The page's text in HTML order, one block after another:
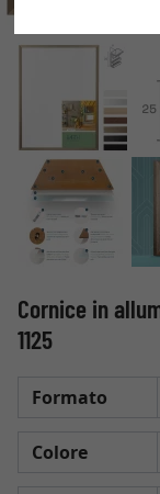
Cornice in
1125
Formato
Colore